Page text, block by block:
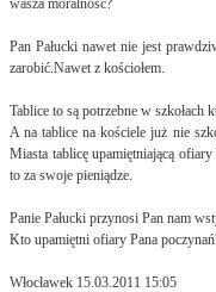
wasza moralność?
Pan Pałucki nawet nie jest
zarobić.Nawet z kościołem.
Tablice to są potrzebne w szkołach
A na tablice na kościele już nie
Miasta tablicę upamiętniającą
to za swoje pieniądze.
Panie Pałucki przynosi Pan nam
Kto upamiętni ofiary Pana
Włocławek 15.03.2011 15:05